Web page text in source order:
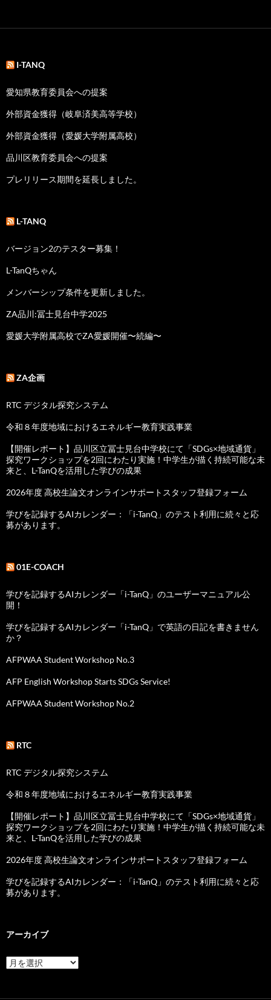
I-TANQ
愛知県教育委員会への提案
外部資金獲得（岐阜済美高等学校）
外部資金獲得（愛媛大学附属高校）
品川区教育委員会への提案
プレリリース期間を延長しました。
L-TANQ
バージョン2のテスター募集！
L-TanQちゃん
メンバーシップ条件を更新しました。
ZA品川:冨士見台中学2025
愛媛大学附属高校でZA愛媛開催〜続編〜
ZA企画
RTC デジタル探究システム
令和８年度地域におけるエネルギー教育実践事業
【開催レポート】品川区立冨士見台中学校にて「SDGs×地域通貨」
探究ワークショップを2回にわたり実施！中学生が描く持続可能な未
来と、L-TanQを活用した学びの成果
2026年度 高校生論文オンラインサポートスタッフ登録フォーム
学びを記録するAIカレンダー：「i-TanQ」のテスト利用に続々と応
募があります。
01E-COACH
学びを記録するAIカレンダー「i-TanQ」のユーザーマニュアル公
開！
学びを記録するAIカレンダー「i-TanQ」で英語の日記を書きません
か？
AFPWAA Student Workshop No.3
AFP English Workshop Starts SDGs Service!
AFPWAA Student Workshop No.2
RTC
RTC デジタル探究システム
令和８年度地域におけるエネルギー教育実践事業
【開催レポート】品川区立冨士見台中学校にて「SDGs×地域通貨」
探究ワークショップを2回にわたり実施！中学生が描く持続可能な未
来と、L-TanQを活用した学びの成果
2026年度 高校生論文オンラインサポートスタッフ登録フォーム
学びを記録するAIカレンダー：「i-TanQ」のテスト利用に続々と応
募があります。
アーカイブ
ア
ー